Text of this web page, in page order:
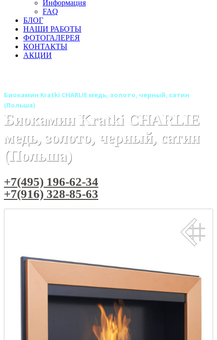
Информация
FAQ
БЛОГ
НАШИ РАБОТЫ
ФОТОГАЛЕРЕЯ
КОНТАКТЫ
АКЦИИ
Биокамин Kratki CHARLIE медь, золото, черный, сатин
(Польша)
Биокамин Kratki CHARLIE
медь, золото, черный, сатин
(Польша)
+7(495) 196-62-34
+7(916) 328-85-63